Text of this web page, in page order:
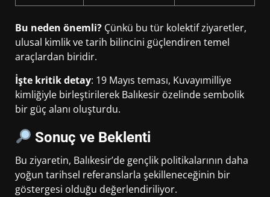
Bu neden önemli? Çünkü bu tür kolektif ziyaretler,
ulusal kimlik ve tarih bilincini güçlendiren temel
araçlardan biridir.
İşte kritik detay: 19 Mayıs teması, Kuvayımilliye
kimliğiyle birleştirilerek Balıkesir özelinde sembolik
bir güç alanı oluşturdu.
Sonuç ve Beklenti
Bu ziyaretin, Balıkesir’de gençlik politikalarının daha
yoğun tarihsel referanslarla şekilleneceğinin bir
göstergesi olduğu değerlendiriliyor.